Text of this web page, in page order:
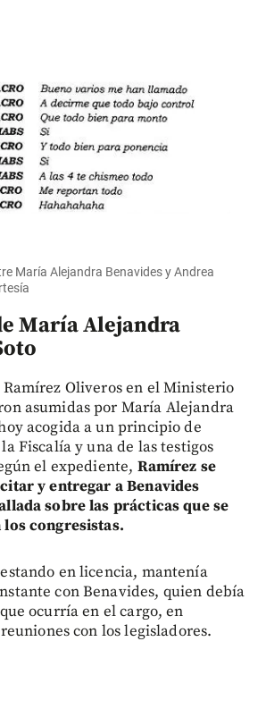
María Alejandra Benavides y Andrea
María Alejandra
Oliveros en el Ministerio
asumidas por María Alejandra
acogida a un principio de
Fiscalía y una de las testigos
el expediente, Ramírez se
y entregar a Benavides
sobre las prácticas que se
congresistas.
en licencia, mantenía
con Benavides, quien debía
ocurría en el cargo, en
con los legisladores.